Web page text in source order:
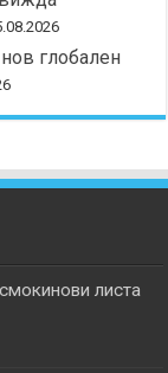
глобален
листа